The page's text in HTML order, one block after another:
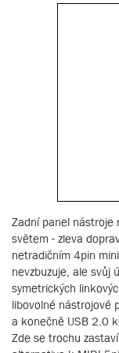
Zadní panel nástroje
světem - zleva
netradičním 4pin
nevzbuzuje, ale svůj
symetrických
libovolné nástrojové
a konečně USB 2.0
Zde se trochu